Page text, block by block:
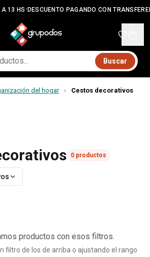
13 HS •DESCUENTO PAGANDO CON
Buscar
del hogar › Cestos decorativos
0 productos
productos con esos filtros.
filtro de los de arriba o ajustando el rango